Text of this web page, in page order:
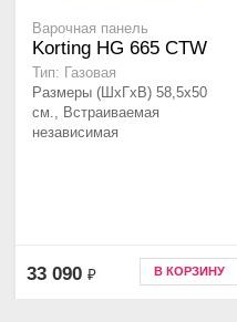
Варочная панель
Korting HG 665 CTW
Тип: Газовая
Размеры (ШхГхВ) 58,5х50
см., Встраиваемая
независимая
33 090 ₽ В КОРЗИНУ